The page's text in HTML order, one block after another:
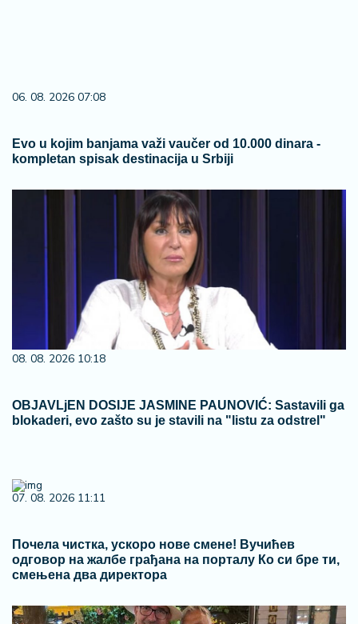
06. 08. 2026 07:08
Evo u kojim banjama važi vaučer od 10.000 dinara -
kompletan spisak destinacija u Srbiji
08. 08. 2026 10:18
OBJAVLjEN DOSIJE JASMINE PAUNOVIĆ: Sastavili ga
blokaderi, evo zašto su je stavili na "listu za odstrel"
07. 08. 2026 11:11
Почела чистка, ускоро нове смене! Вучићев
одговор на жалбе грађана на порталу Ко си бре ти,
смењена два директора